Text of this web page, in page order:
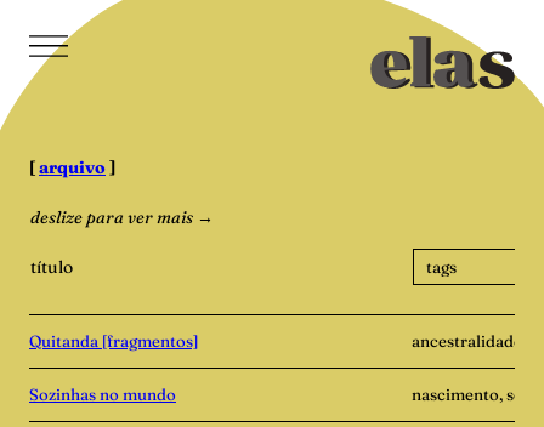
para
conteúdo
[arquivo]
deslize para ver mais →
título
Quitanda [fragmentos] ancestralidade,
Sozinhas no mundo nascimento,